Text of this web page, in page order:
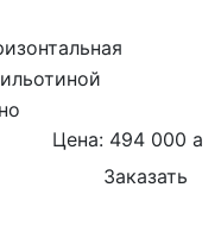
Цена: 494 000 a
Заказать